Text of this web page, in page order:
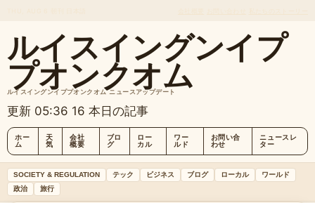
ルイスイングンイプ
プオンクオム
ルイスイングンイププオンクオム ニュースアップデート
更新 05:36 16 本日の記事
ホー
ム
天
気
会社
概要
ブロ
グ
ロー
カル
ワー
ルド
お問い合
わせ
ニュースレ
ター
SOCIETY & REGULATION テック ビジネス ブログ ローカル
ワールド
政治
旅行